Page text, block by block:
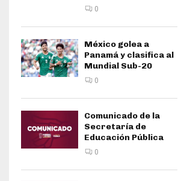
0
México golea a
Panamá y clasifica al
Mundial Sub-20
0
Comunicado de la
Secretaría de
Educación Pública
0